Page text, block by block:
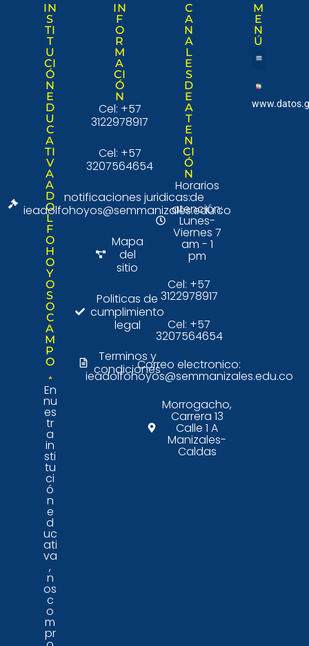
IN
S
TI
T
U
CI
Ó
N
E
D
U
C
A
TI
V
A
A
D
O
L
F
O
H
O
Y
O
S
O
C
A
M
P
O
En
nu
es
tr
a
in
sti
tu
ci
ó
n
e
d
uc
ati
va
,
n
os
c
o
m
pr
IN
F
O
R
M
A
CI
Ó
N
Cel: +57
3122978917
Cel: +57
3207564654
notificaciones juridicas:
ieadolfohoyos@semmanizales.edu.co
Mapa
del
sitio
Politicas de
cumplimiento
legal
Terminos y
condiciones
C
A
N
A
L
E
S
D
E
A
T
E
N
CI
Ó
N
Horarios
de
atención:
Lunes-
Viernes 7
am - 1
pm
Cel: +57
3122978917
Cel: +57
3207564654
Correo electronico:
ieadolfohoyos@semmanizales.edu.co
Morrogacho,
Carrera 13
Calle 1 A
Manizales-
Caldas
M
E
N
Ú